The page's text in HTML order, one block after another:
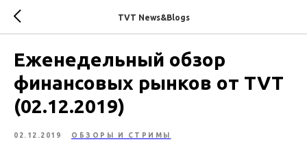
TVT News&Blogs
Еженедельный обзор
финансовых рынков от TVT
(02.12.2019)
02.12.2019 ОБЗОРЫ И СТРИМЫ